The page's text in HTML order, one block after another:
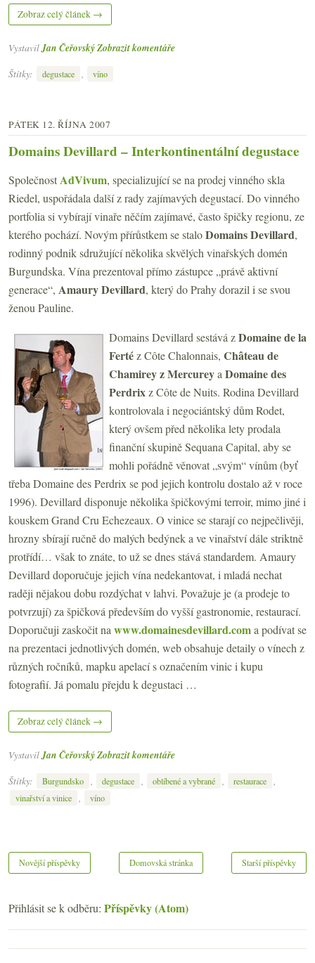
Zobraz celý článek →
VystavilJan ČeřovskýZobrazit komentáře
Štítky:
degustace , víno
PÁTEK 12. ŘÍJNA 2007
Domains Devillard – Interkontinentální degustace
SpolečnostAdVivum, specializující se na prodej vinného skla
Riedel, uspořádala další z rady zajímavých degustací. Do vinného
portfolia si vybírají vinaře něčím zajímavé, často špičky regionu, ze
kterého pochází. Novým přírůstkem se staloDomains Devillard,
rodinný podnik sdružující několika skvělých vinařských domén
Burgundska. Vína prezentoval přímo zástupce „právě aktivní
generace“, Amaury Devillard, který do Prahy dorazil i se svou
ženou Pauline.
Domains Devillard sestává zDomaine de la
Fertéz Côte Chalonnais, Château de
Chamirey z Mercureya Domaine des
Perdrixz Côte de Nuits. Rodina Devillard
kontrolovala i negociántský dům Rodet,
který ovšem před několika lety prodala
finanční skupině Sequana Capital, aby se
mohli pořádně věnovat „svým“ vínům (byť
třeba Domaine des Perdrix se pod jejich kontrolu dostalo až v roce
1996). Devillard disponuje několika špičkovými terroir, mimo jiné i
kouskem Grand Cru Echezeaux. O vinice se starají co nejpečlivěji,
hrozny sbírají ručně do malých bedýnek a ve vinařství dále striktně
protřídí… však to znáte, to už se dnes stává standardem. Amaury
Devillard doporučuje jejich vína nedekantovat, i mladá nechat
raději nějakou dobu rozdýchat v lahvi. Považuje je (a prodeje to
potvrzují) za špičková především do vyšší gastronomie, restaurací.
Doporučuji zaskočit na www.domainesdevillard.coma podívat se
na prezentaci jednotlivých domén, web obsahuje detaily o vínech z
různých ročníků, mapku apelací s označením vinic i kupu
fotografií. Já pomalu přejdu k degustaci …
Zobraz celý článek →
VystavilJan ČeřovskýZobrazit komentáře
Štítky:
Burgundsko degustace oblíbené a vybrané restaurace
vinařství a vinice víno
Novější příspěvky Starší příspěvky
Domovská stránka
Přihlásit se k odběru: Příspěvky (Atom)